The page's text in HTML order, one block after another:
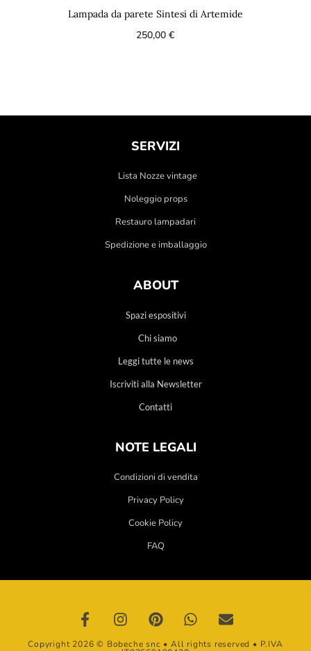
Lampada da parete Sintesi di Artemide
250,00€
SERVIZI
Lista Nozze vintage
Noleggio props
Restauro lampadari
Spedizione e imballaggio
ABOUT
Spazi espositivi
Chi siamo
Leggi tutte le news
Iscriviti alla Newsletter
Contatti
NOTE LEGALI
Condizioni di vendita
Privacy Policy
Cookie Policy
FAQ
Copyright 2026 © Bobeche snc • All rights reserved • P.IVA